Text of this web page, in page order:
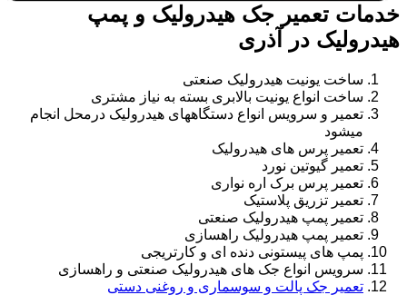
خدمات تعمیر جک هیدرولیک و پمپ
هیدرولیک در آذری
ساخت یونیت هیدرولیک صنعتی
ساخت انواع یونیت بالابری بسته به نیاز مشتری
تعمیر و سرویس انواع دستگاههای هیدرولیک درمحل انجام
میشود
تعمیر پرس های هیدرولیک
تعمیر گیوتین نورد
تعمیر پرس برک اره نواری
تعمیر تزریق پلاستیک
تعمیر پمپ هیدرولیک صنعتی
تعمیر پمپ هیدرولیک راهسازی
پمپ های پیستونی دنده ای و کارتریجی
سرویس انواع جک های هیدرولیک صنعتی و راهسازی
تعمیر جک پالت و سوسماری و روغنی دستی